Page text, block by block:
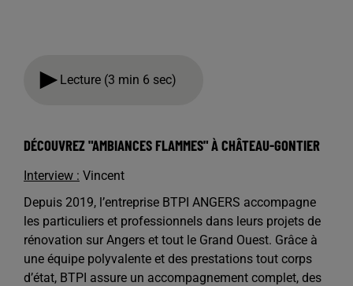
Lecture (3 min 6 sec)
DÉCOUVREZ "AMBIANCES FLAMMES" À CHÂTEAU-GONTIER
Interview : Vincent
Depuis 2019, l’entreprise BTPI ANGERS accompagne
les particuliers et professionnels dans leurs projets de
rénovation sur Angers et tout le Grand Ouest. Grâce à
une équipe polyvalente et des prestations tout corps
d’état, BTPI assure un accompagnement complet, des